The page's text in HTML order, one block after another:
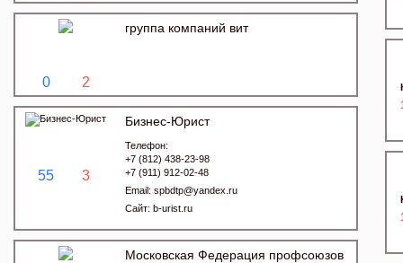
0 2
группа компаний вит
55 3
Бизнес-Юрист
Телефон:
+7 (812) 438-23-98
+7 (911) 912-02-48
Email: spbdtp@yandex.ru
Сайт: b-urist.ru
Московская Федерация профсоюзов